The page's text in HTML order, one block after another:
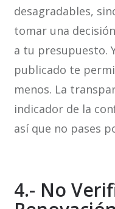
desagradables,
tomar una
a tu presupuesto.
publicado te
menos. La
indicador de la
así que no pases
4.- No